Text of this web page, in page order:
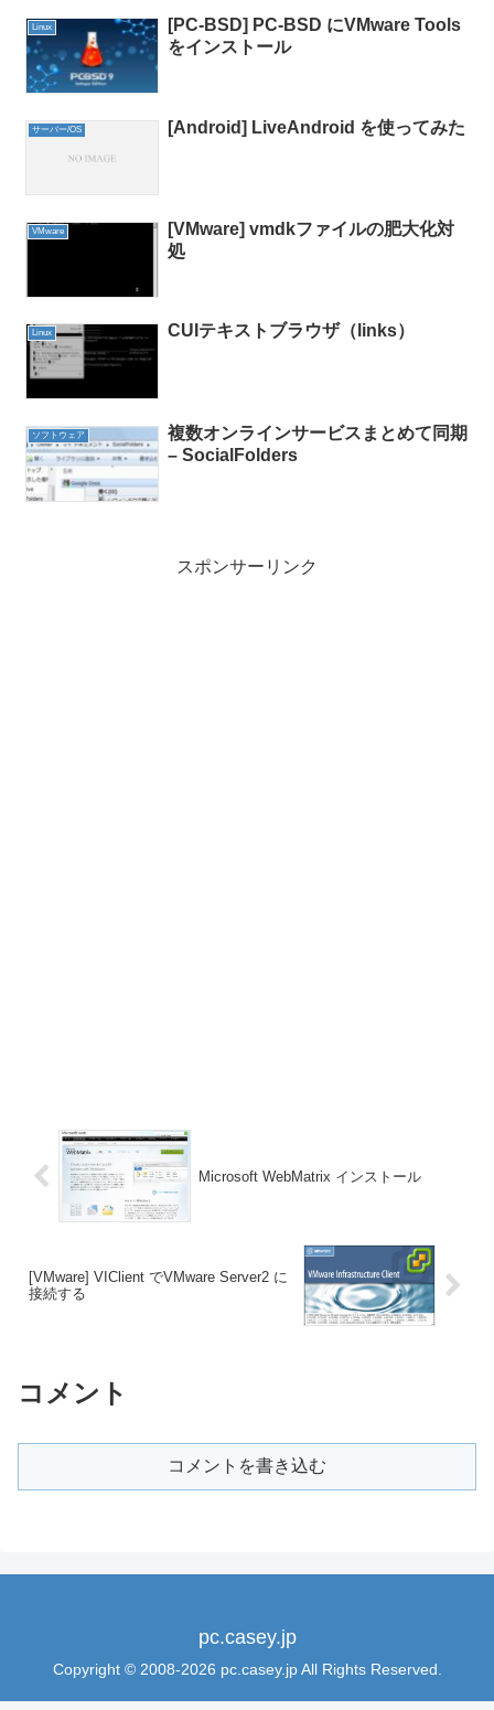
Linux
[PC-BSD] PC-BSD にVMware Tools
をインストール
サーバー/OS [Android] LiveAndroid を使ってみた
VMware
[VMware] vmdkファイルの肥大化対
処
Linux CUIテキストブラウザ（links）
ソフトウェア
複数オンラインサービスまとめて同期
– SocialFolders
スポンサーリンク
Microsoft WebMatrix インストール
[VMware] VIClient でVMware Server2 に
接続する
コメント
コメントを書き込む
pc.casey.jp
Copyright © 2008-2026 pc.casey.jp All Rights Reserved.